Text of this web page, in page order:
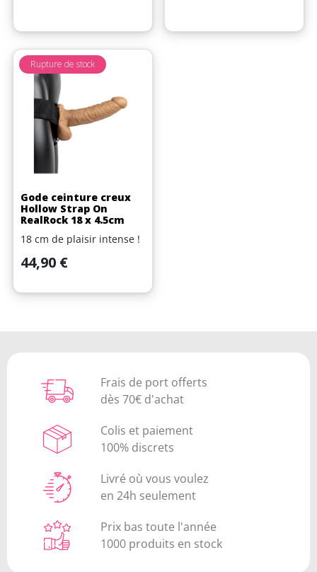
Gode ceinture creux
Hollow Strap On
RealRock 18 x 4.5cm
18 cm de plaisir intense !
Prix
44,90 €
Rupture de stock
Frais de port offerts
dès 70€ d'achat
Colis et paiement
100% discrets
Livré où vous voulez
en 24h seulement
Prix bas toute l'année
1000 produits en stock